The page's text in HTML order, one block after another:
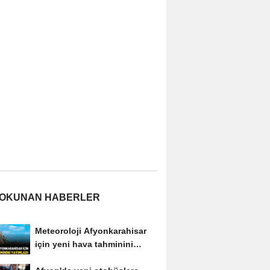
HABERLER
Meteoroloji Afyonkarahisar
için yeni hava tahminini